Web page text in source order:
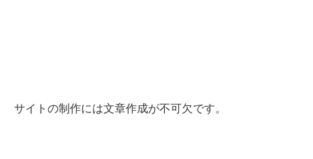
サイトの制作には文章作成が不可欠です。